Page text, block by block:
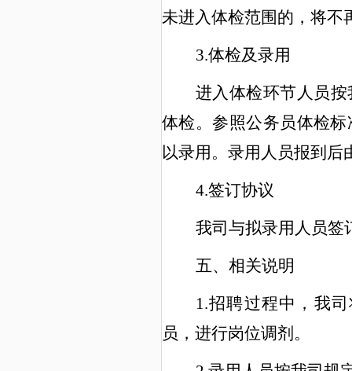
未进入体检范围的，将不
3.体检及录用
进入体检环节人员
体检。参照公务员体检
以录用。 录用人员报到后
4.签订协议
我司与拟录用人员签
五、 相关说明
1.招聘过程中，我
员，进行岗位调剂。